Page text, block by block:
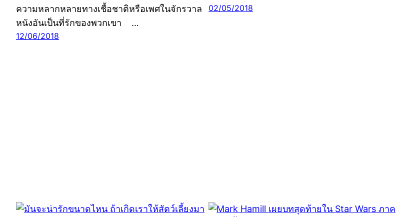
ความหลากหลายทางเชื้อชาติหรือเพศในจักรวาล
หนังอันเป็นที่รักของพวกเขา …
12/06/2018
02/05/2018